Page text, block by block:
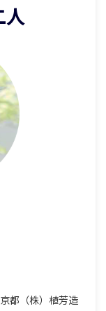
人
都（株）植芳造